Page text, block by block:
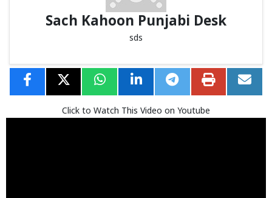
Sach Kahoon Punjabi Desk
sds
Click to Watch This Video on Youtube